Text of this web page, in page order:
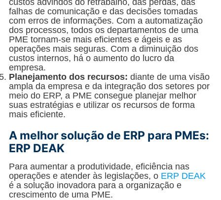
falhas de comunicação e das decisões tomadas
com erros de informações. Com a automatização
dos processos, todos os departamentos de uma
PME tornam-se mais eficientes e ágeis e as
operações mais seguras. Com a diminuição dos
custos internos, há o aumento do lucro da
empresa.
Planejamento dos recursos: diante de uma visão
ampla da empresa e da integração dos setores por
meio do ERP, a PME consegue planejar melhor
suas estratégias e utilizar os recursos de forma
mais eficiente.
A melhor solução de ERP para PMEs:
ERP DEAK
Para aumentar a produtividade, eficiência nas
operações e atender às legislações, o ERP DEAK
é a solução inovadora para a organização e
crescimento de uma PME.